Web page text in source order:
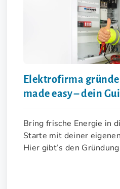
Elektrofirma
made easy – dein
Bring frische Energie in
Starte mit deiner
Hier gibt’s den